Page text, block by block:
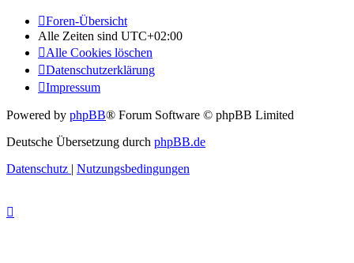
Foren-Übersicht
Alle Zeiten sind UTC+02:00
Alle Cookies löschen
Datenschutzerklärung
Impressum
Powered by phpBB® Forum Software © phpBB Limited
Deutsche Übersetzung durch phpBB.de
Datenschutz | Nutzungsbedingungen